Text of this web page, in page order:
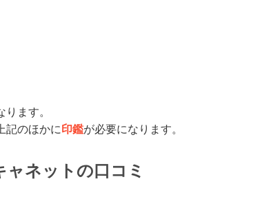
ります。
記のほかに印鑑が必要になります。
ャネットの口コミ